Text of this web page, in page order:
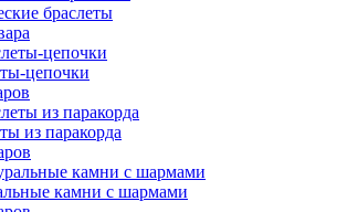
браслеты
цепочки
из паракорда
камни с шармами